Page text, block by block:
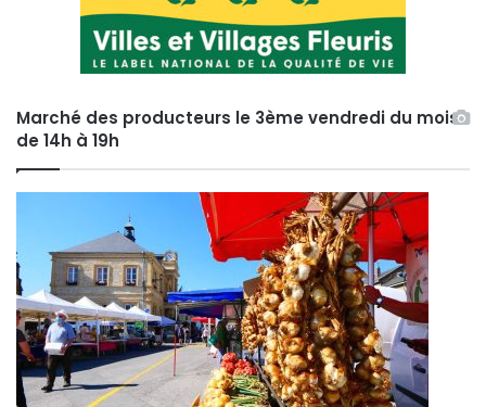
Marché des producteurs le 3ème vendredi du mois
de 14h à 19h